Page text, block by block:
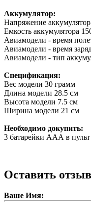
Аккумулятор:
Напряжение
Емкость аккумулятора
Авиамодели - время
Авиамодели - время
Авиамодели - тип
Спецификация:
Вес модели 30 грамм
Длина модели 28.5 см
Высота модели 7.5 см
Ширина модели 21 см
Необходимо докупить:
3 батарейки ААА в
Оставить отзыв
Ваше Имя: